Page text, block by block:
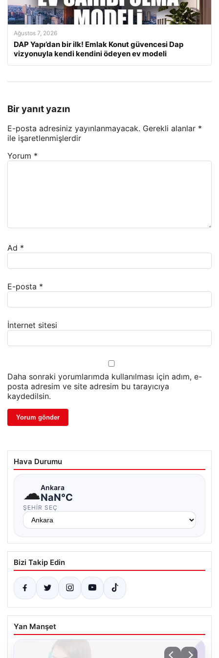
Ağustos 7, 2026
DAP Yapı’dan bir ilk! Emlak Konut güvencesi Dap
vizyonuyla kendi kendini ödeyen ev modeli
Bir yanıt yazın
E-posta adresiniz yayınlanmayacak. Gerekli alanlar *
ile işaretlenmişlerdir
Yorum *
Ad *
E-posta *
İnternet sitesi
Daha sonraki yorumlarımda kullanılması için adım, e-
posta adresim ve site adresim bu tarayıcıya
kaydedilsin.
Hava Durumu
☁Ankara
NaN°C
ŞEHIR SEÇ
Bizi Takip Edin
Yan Manşet